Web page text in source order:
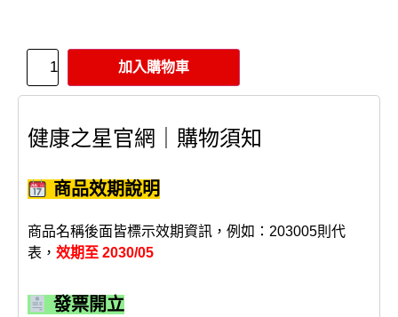
加入購物車
健康之星官網｜購物須知
商品效期說明
商品名稱後面皆標示效期資訊，例如：203005則代
表， 效期至 2030/05
發票開立